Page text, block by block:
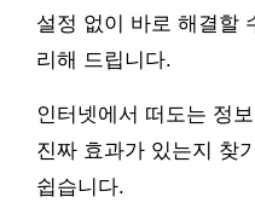
설정 없이 바로 해결할
리해 드립니다.
인터넷에서 떠도는 정
진짜 효과가 있는지 찾
쉽습니다.